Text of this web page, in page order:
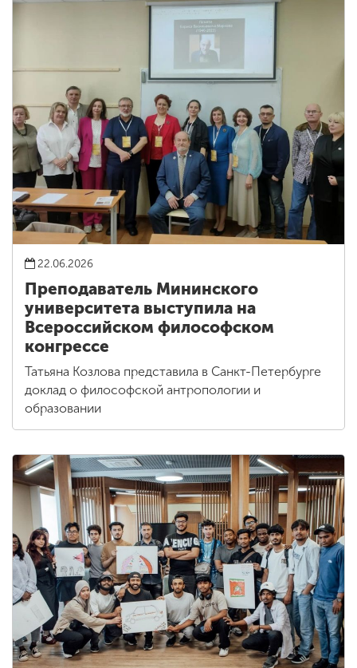
22.06.2026
Преподаватель Мининского
университета выступила на
Всероссийском философском
конгрессе
Татьяна Козлова представила в Санкт-Петербурге
доклад о философской антропологии и
образовании